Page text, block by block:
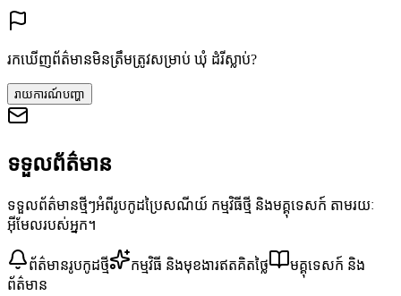
រកឃើញព័ត៌មានមិនត្រឹមត្រូវសម្រាប់ ឃុំ ដំរីស្លាប់?
រាយការណ៍បញ្ហា
ទទួលព័ត៌មាន
ទទួលព័ត៌មានថ្មីៗអំពីរូបកូដប្រៃសណីយ៍ កម្មវិធីថ្មី និងមគ្គុទេសក៍ តាមរយៈ
អ៊ីមែលរបស់អ្នក។
ព័ត៌មានរូបកូដថ្មី កម្មវិធី និងមុខងារឥតគិតថ្លៃ
មគ្គុទេសក៍ និង
ព័ត៌មាន